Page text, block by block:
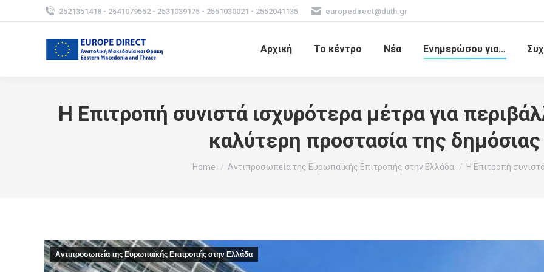
2521351418 - 2541079552 - 2531039175 - 2551030021 - 2552041135 europedirect@duth.gr
Αρχική Το κέντρο Νέα Ενημερώσου για…
Η Επιτροπή συνιστά ισχυρότερα μέτρα για
καλύτερη προστασία της δημόσιας
You are here:
Home Αντιπροσωπεία της Ευρωπαϊκής Επιτροπής στην Ελλάδα Η Επιτροπή
Αντιπροσωπεία της Ευρωπαϊκής Επιτροπής στην Ελλάδα